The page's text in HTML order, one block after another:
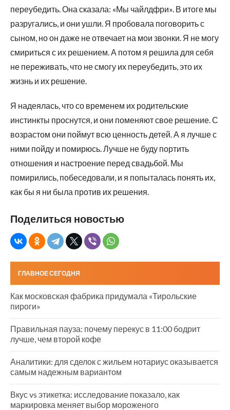
переубедить. Она сказала: «Мы чайлдфри». В итоге мы
разругались, и они ушли. Я пробовала поговорить с
сыном, но он даже не отвечает на мои звонки. Я не могу
смириться с их решением. А потом я решила для себя
не переживать, что не смогу их переубедить, это их
жизнь и их решение.
Я надеялась, что со временем их родительские
инстинкты проснутся, и они поменяют свое решение. С
возрастом они поймут всю ценность детей. А я лучше с
ними пойду и помирюсь. Лучше не буду портить
отношения и настроение перед свадьбой. Мы
помирились, побеседовали, и я попыталась понять их,
как бы я ни была против их решения.
Поделиться новостью
ГЛАВНОЕ СЕГОДНЯ
Как московская фабрика придумала «Тирольские
пироги»
Правильная пауза: почему перекус в 11:00 бодрит
лучше, чем второй кофе
Аналитики: для сделок с жильем нотариус оказывается
самым надежным вариантом
Вкус vs этикетка: исследование показало, как
маркировка меняет выбор мороженого